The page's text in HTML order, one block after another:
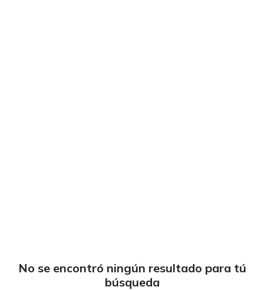
No se encontró ningún resultado para tú
búsqueda